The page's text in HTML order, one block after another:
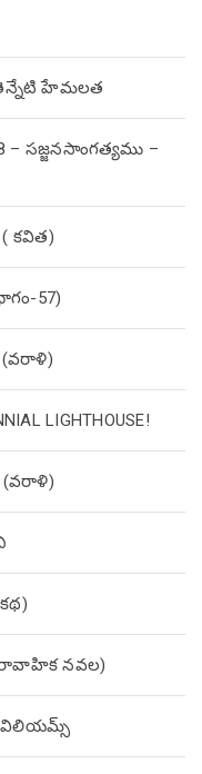
హేమలత
సజ్జనసాంగత్యము –
కవిత)
57)
LIGHTHOUSE!
నవల)
విలియమ్స్